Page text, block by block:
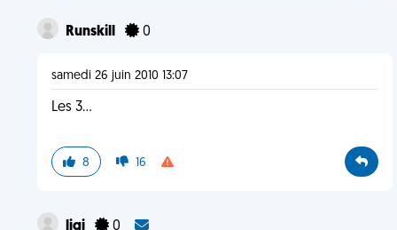
Runskill 0
samedi 26 juin 2010 13:07
Les 3...
8 16
ligi 0